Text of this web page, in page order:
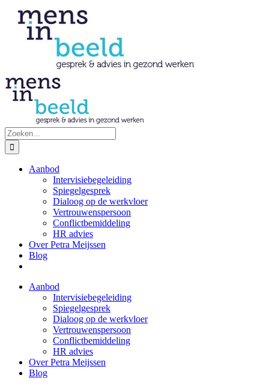
naar
inhoud
Zoeken
naar:
Aanbod
Intervisiebegeleiding
Spiegelgesprek
Dialoog op de werkvloer
Vertrouwenspersoon
Conflictbemiddeling
HR advies
Over Petra Meijssen
Blog
Aanbod
Intervisiebegeleiding
Spiegelgesprek
Dialoog op de werkvloer
Vertrouwenspersoon
Conflictbemiddeling
HR advies
Over Petra Meijssen
Blog